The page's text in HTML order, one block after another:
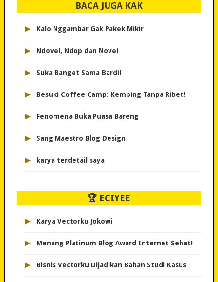
BACA JUGA KAK
▸ Kalo Nggambar Gak Pakek Mikir
▸ Ndovel, Ndop dan Novel
▸ Suka Banget Sama Bardi!
▸ Besuki Coffee Camp: Kemping Tanpa Ribet!
▸ Fenomena Buka Puasa Bareng
▸ Sang Maestro Blog Design
▸ karya terdetail saya
🏆 ECIYEE
▸ Karya Vectorku Jokowi
▸ Menang Platinum Blog Award Internet Sehat!
▸ Bisnis Vectorku Dijadikan Bahan Studi Kasus